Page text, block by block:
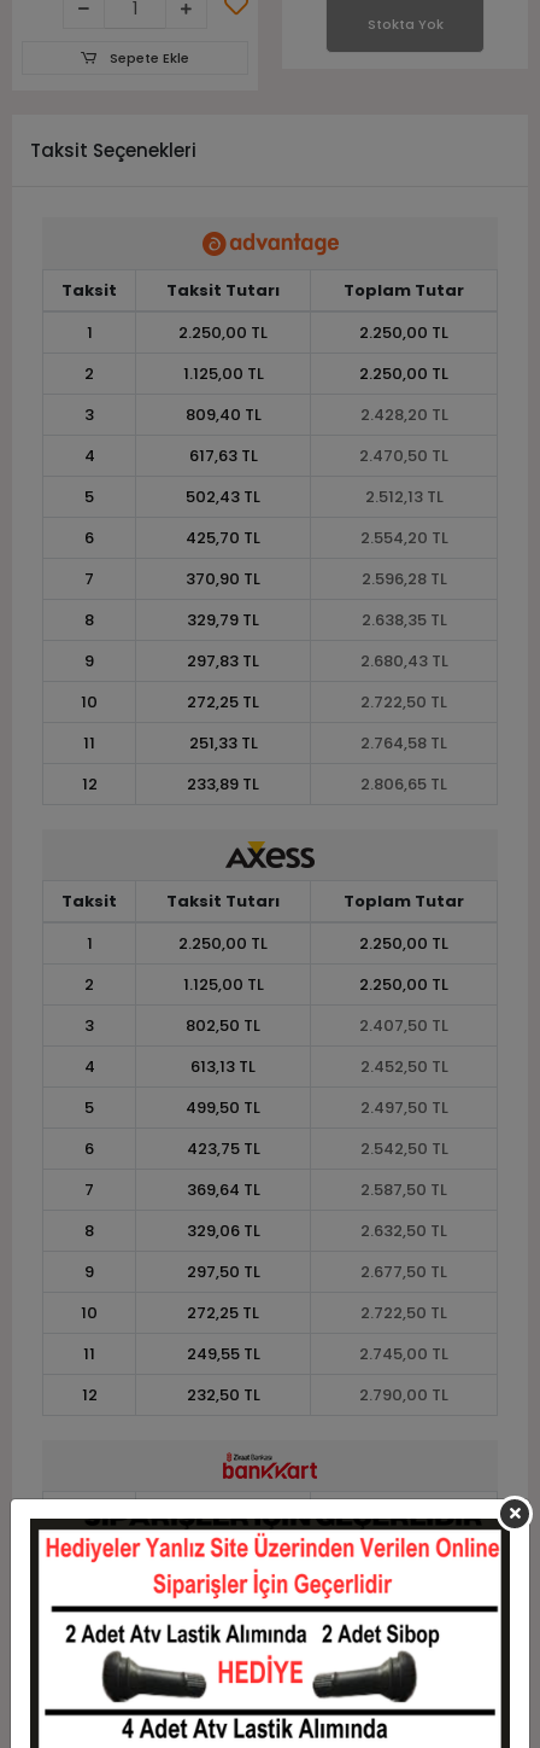
Sepete Ekle
Stokta Yok
Taksit Seçenekleri
Taksit Taksit Tutarı
Toplam Tutar
1
2.250,00 TL
2.250,00 TL
2
1.125,00 TL
2.250,00 TL
3
809,40 TL
2.428,20 TL
4
617,63 TL
2.470,50 TL
5
502,43 TL
2.512,13 TL
6
425,70 TL
2.554,20 TL
7
370,90 TL
2.596,28 TL
8
329,79 TL
2.638,35 TL
9
297,83 TL
2.680,43 TL
10
272,25 TL
2.722,50 TL
11
251,33 TL
2.764,58 TL
12
233,89 TL 2.806,65 TL
Taksit Taksit Tutarı
Toplam Tutar
1
2.250,00 TL
2.250,00 TL
2
1.125,00 TL
2.250,00 TL
3
802,50 TL
2.407,50 TL
4
613,13 TL
2.452,50 TL
5
499,50 TL
2.497,50 TL
6
423,75 TL
2.542,50 TL
7
369,64 TL
2.587,50 TL
8
329,06 TL
2.632,50 TL
9
297,50 TL
2.677,50 TL
10
272,25 TL
2.722,50 TL
11
249,55 TL
2.745,00 TL
12
232,50 TL 2.790,00 TL
1
2.250,00 TL
2.250,00 TL
1.125,00 TL
2.250,00 TL
3
802,50 TL
2.407,50 TL
613,13 TL
2.452,50 TL
5
499,50 TL
2.497,50 TL